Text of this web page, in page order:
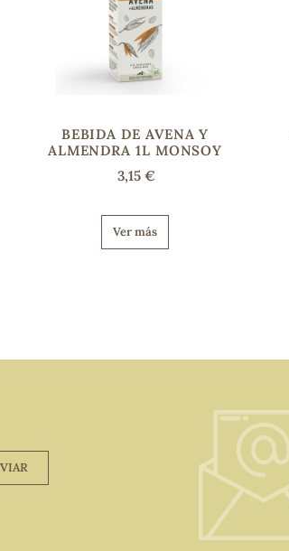
BEBIDA DE AVENA Y
ALMENDRA 1L MONSOY
3,15 €
Ver más